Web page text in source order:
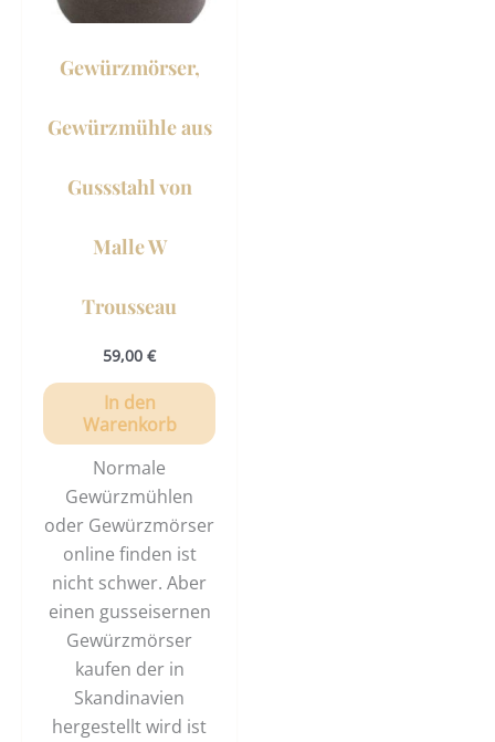
Gewürzmörser,
Gewürzmühle aus
Gussstahl von
Malle W
Trousseau
59,00 €
In den
Warenkorb
Normale
Gewürzmühlen
oder Gewürzmörser
online finden ist
nicht schwer. Aber
einen gusseisernen
Gewürzmörser
kaufen der in
Skandinavien
hergestellt wird ist